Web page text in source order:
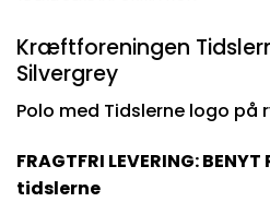
Kræftforeningen
Silvergrey
Polo med Tidslerne logo på
FRAGTFRI LEVERING:
tidslerne